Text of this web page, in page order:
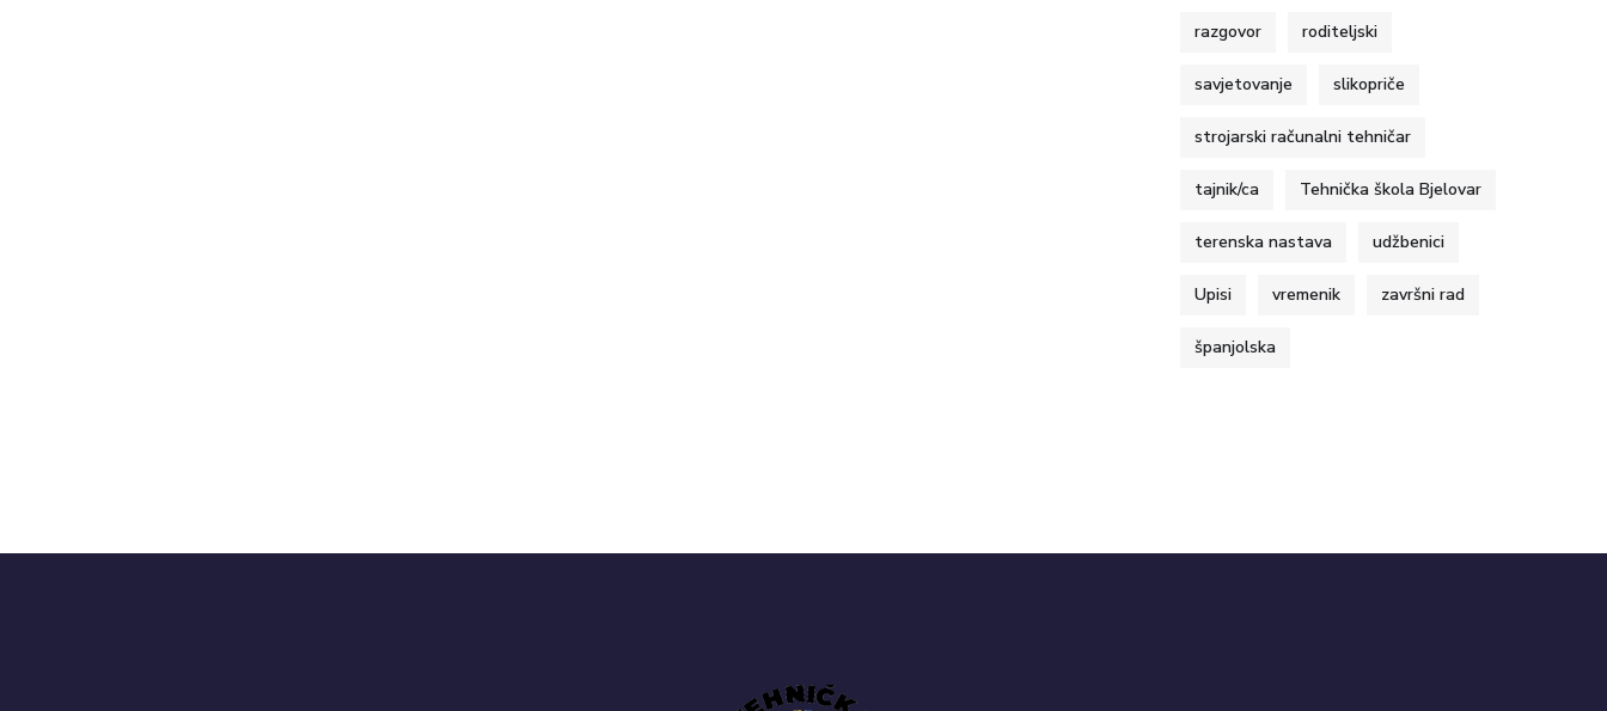
razgovor roditeljski
savjetovanje slikopriče
strojarski računalni tehničar
tajnik/ca Tehnička škola Bjelovar
terenska nastava udžbenici
Upisi vremenik završni rad
španjolska